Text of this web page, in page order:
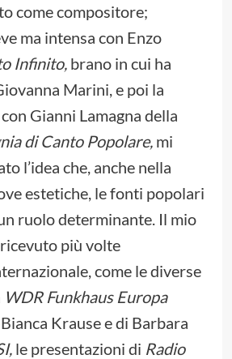
come compositore;
ma intensa con Enzo
Infinito, brano in cui ha
Marini, e poi la
Gianni Lamagna della
di Canto Popolare, mi
l’idea che, anche nella
estetiche, le fonti popolari
ruolo determinante. Il mio
più volte
come le diverse
WDR Funkhaus Europa
Krause e di Barbara
le presentazioni di Radio